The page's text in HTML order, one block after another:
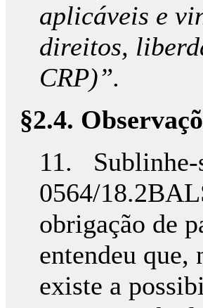
aplicáveis e
direitos,
CRP)”.
§2.4.
11. Sublinhe-
0564/
obrigação de
entendeu
existe a